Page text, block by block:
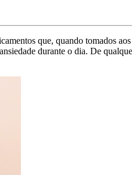
que, quando tomados
durante o dia. De